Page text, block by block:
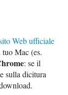
Web ufficiale
Mac (es.
: se il
sulla dicitura